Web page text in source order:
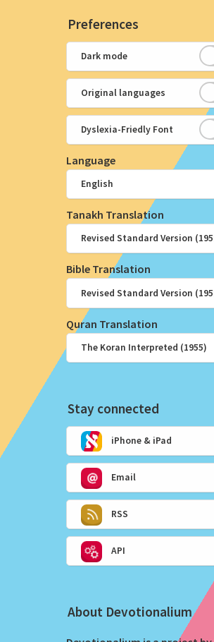
Preferences
Dark mode
Original languages
Dyslexia-Friedly Font
Language
Tanakh Translation
Bible Translation
Quran Translation
Stay connected
iPhone & iPad
Email
RSS
API
About Devotionalium